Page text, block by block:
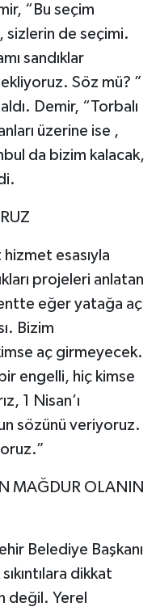
“Bu seçim
sizlerin de seçimi.
sandıklar
Söz mü? ”
Demir, “Torbalı
üzerine ise ,
da bizim kalacak,
esasıyla
projeleri anlatan
eğer yatağa aç
Bizim
aç girmeyecek.
engelli, hiç kimse
1 Nisan’ı
sözünü veriyoruz.
MAĞDUR OLANIN
Belediye Başkanı
dikkat
değil. Yerel